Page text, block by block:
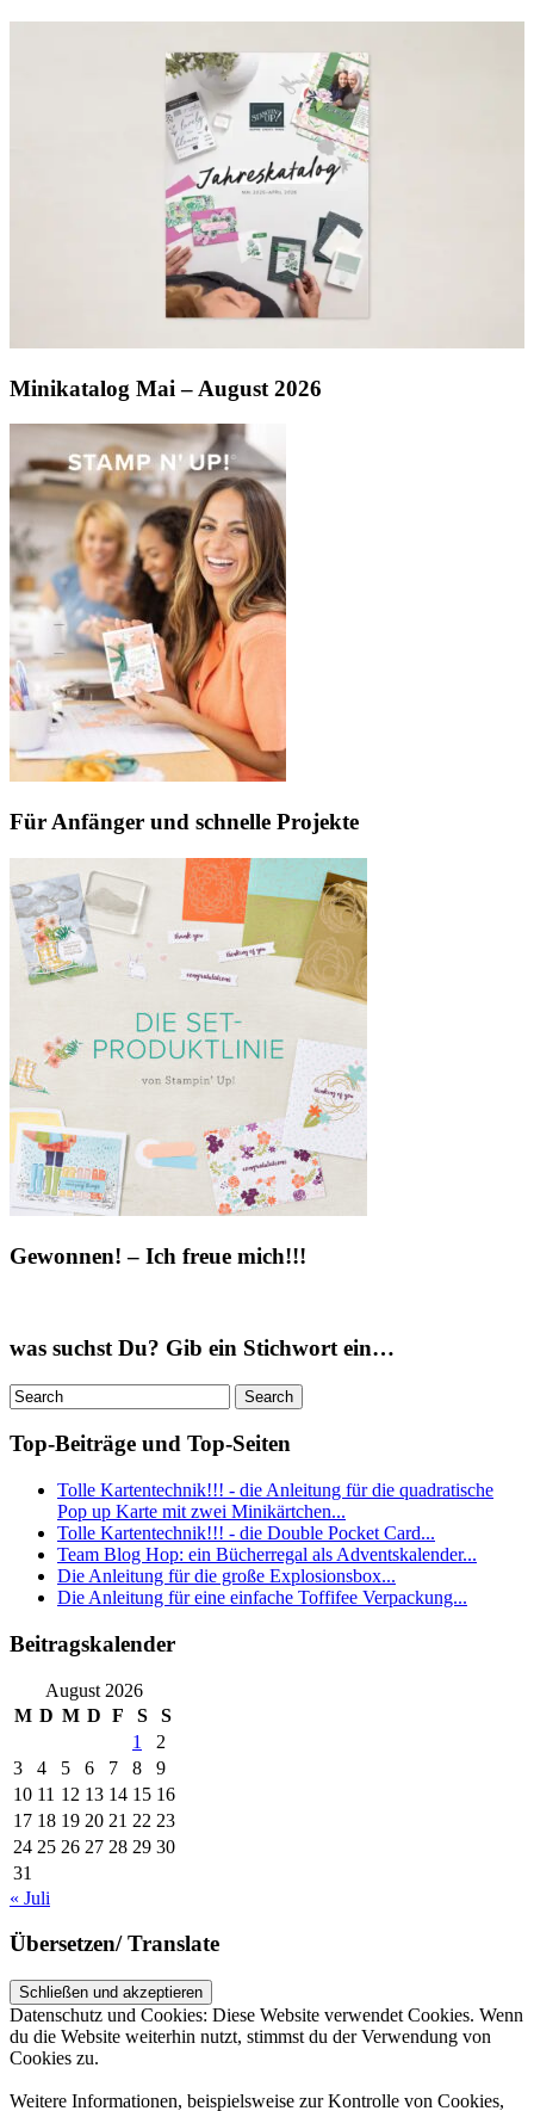
Minikatalog Mai – August 2026
Für Anfänger und schnelle Projekte
Gewonnen! – Ich freue mich!!!
was suchst Du? Gib ein Stichwort ein…
Top-Beiträge und Top-Seiten
Tolle Kartentechnik!!! - die Anleitung für die quadratische
Pop up Karte mit zwei Minikärtchen...
Tolle Kartentechnik!!! - die Double Pocket Card...
Team Blog Hop: ein Bücherregal als Adventskalender...
Die Anleitung für die große Explosionsbox...
Die Anleitung für eine einfache Toffifee Verpackung...
Beitragskalender
August 2026
M D M D F S
S
1
2
3
4 5 6 7 8
9
10 11 12 13 14 15 16
17 18 19 20 21 22 23
24 25 26 27 28 29 30
31
« Juli
Übersetzen/ Translate
Datenschutz und Cookies: Diese Website verwendet Cookies. Wenn
du die Website weiterhin nutzt, stimmst du der Verwendung von
Cookies zu.
Weitere Informationen, beispielsweise zur Kontrolle von Cookies,